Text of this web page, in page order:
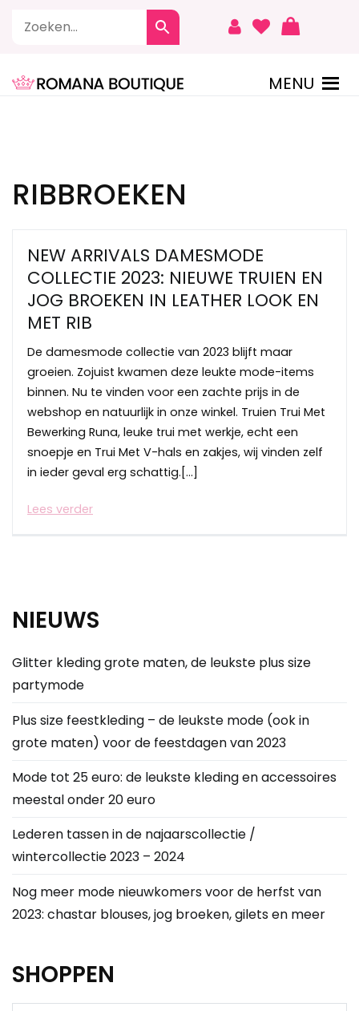
MENU
RIBBROEKEN
NEW ARRIVALS DAMESMODE
COLLECTIE 2023: NIEUWE TRUIEN EN
JOG BROEKEN IN LEATHER LOOK EN
MET RIB
De damesmode collectie van 2023 blijft maar
groeien. Zojuist kwamen deze leukte mode-items
binnen. Nu te vinden voor een zachte prijs in de
webshop en natuurlijk in onze winkel. Truien Trui Met
Bewerking Runa, leuke trui met werkje, echt een
snoepje en Trui Met V-hals en zakjes, wij vinden zelf
in ieder geval erg schattig.[…]
Lees verder
NIEUWS
Glitter kleding grote maten, de leukste plus size
partymode
Plus size feestkleding – de leukste mode (ook in
grote maten) voor de feestdagen van 2023
Mode tot 25 euro: de leukste kleding en accessoires
meestal onder 20 euro
Lederen tassen in de najaarscollectie /
wintercollectie 2023 – 2024
Nog meer mode nieuwkomers voor de herfst van
2023: chastar blouses, jog broeken, gilets en meer
SHOPPEN